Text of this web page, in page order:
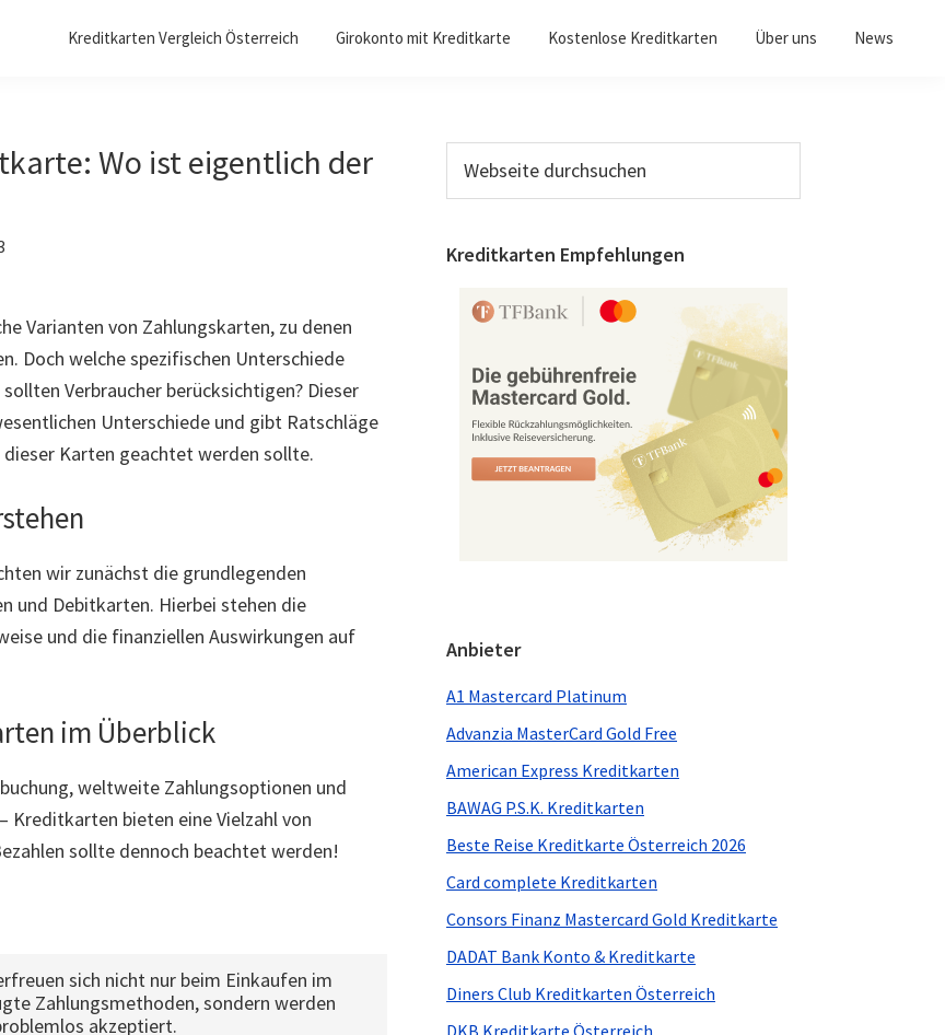
Kreditkarten Vergleich Österreich Girokonto mit Kreditkarte Kostenlose Kreditkarten Über uns News
Wo ist eigentlich der
Varianten von Zahlungskarten, zu denen
Doch welche spezifischen Unterschiede
Verbraucher berücksichtigen? Dieser
Unterschiede und gibt Ratschläge
Karten geachtet werden sollte.
wir zunächst die grundlegenden
und Debitkarten. Hierbei stehen die
und die finanziellen Auswirkungen auf
im Überblick
weltweite Zahlungsoptionen und
Kreditkarten bieten eine Vielzahl von
sollte dennoch beachtet werden!
sich nicht nur beim Einkaufen im
Zahlungsmethoden, sondern werden
akzeptiert.
Seitenspalte
durchsuchen
Kreditkarten Empfehlungen
Anbieter
A1 Mastercard Platinum
Advanzia MasterCard Gold Free
American Express Kreditkarten
BAWAG P.S.K. Kreditkarten
Beste Reise Kreditkarte Österreich 2026
Card complete Kreditkarten
Consors Finanz Mastercard Gold Kreditkarte
DADAT Bank Konto & Kreditkarte
Diners Club Kreditkarten Österreich
DKB Kreditkarte Österreich